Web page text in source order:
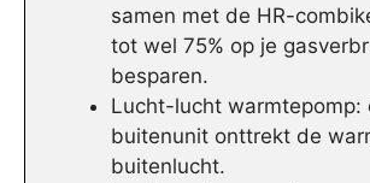
samen met de HR-
tot wel 75% op je
besparen.
Lucht-lucht warmtepomp:
buitenunit onttrekt de
buitenlucht.